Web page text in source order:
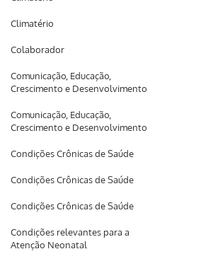
Climatério
Colaborador
Comunicação, Educação,
Crescimento e Desenvolvimento
Comunicação, Educação,
Crescimento e Desenvolvimento
Condições Crônicas de Saúde
Condições Crônicas de Saúde
Condições Crônicas de Saúde
Condições relevantes para a
Atenção Neonatal